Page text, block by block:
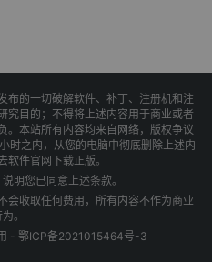
布的一切破解软件、补丁、注册机和注
究目的；不得将上述内容用于商业或者
。本站所有内容均来自网络，版权争议
时之内，从您的电脑中彻底删除上述内
软件官网下载正版。
明您已同意上述条款。
会收取任何费用，所有内容不作为商业
。
- 鄂ICP备2021015464号-3